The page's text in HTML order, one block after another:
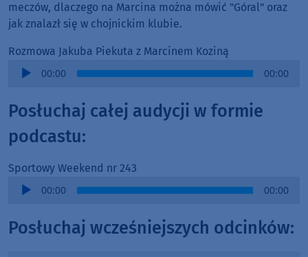
meczów, dlaczego na Marcina można mówić "Góral" oraz
jak znalazł się w chojnickim klubie.
Rozmowa Jakuba Piekuta z Marcinem Koziną
Audio
00:00 00:00
Posłuchaj całej audycji w formie
podcastu:
Sportowy Weekend nr 243
Audio
00:00 00:00
Posłuchaj wcześniejszych odcinków: